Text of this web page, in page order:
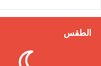
الطقس